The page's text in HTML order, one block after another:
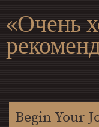
«Очень
Begin Your